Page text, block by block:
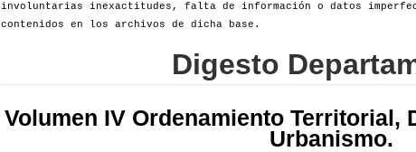
involuntarias inexactitudes, falta de información o datos
contenidos en los archivos de dicha base.
Digesto
Volumen IV Ordenamiento Territorial,
Urbanismo.